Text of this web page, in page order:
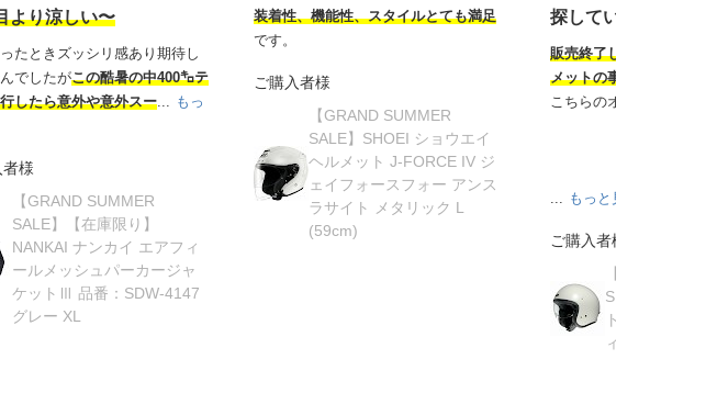
より涼しい〜
たときズッシリ感あり期待し
でしたがこの酷暑の中400㌔テ
したら意外や意外スー
もっ
者様
【GRAND SUMMER
SALE】【在庫限り】
NANKAI ナンカイ エアフィ
ールメッシュパーカージャ
ケットⅢ 品番：SDW-4147
グレー XL
装着性、機能性、スタイルとても満足
です。
ご購入者様
【GRAND SUMMER
SALE】SHOEI ショウエイ
ヘルメット J-FORCE IV ジ
ェイフォースフォー アンス
ラサイト メタリック L
(59cm)
探していたヘルメ
販売終了してから半年
メットの事を知り探し
こちらのオンラインサ
もっと見る
ご購入者様
SHOEI ショ
ト J・O ジェ
ィッシュグリ